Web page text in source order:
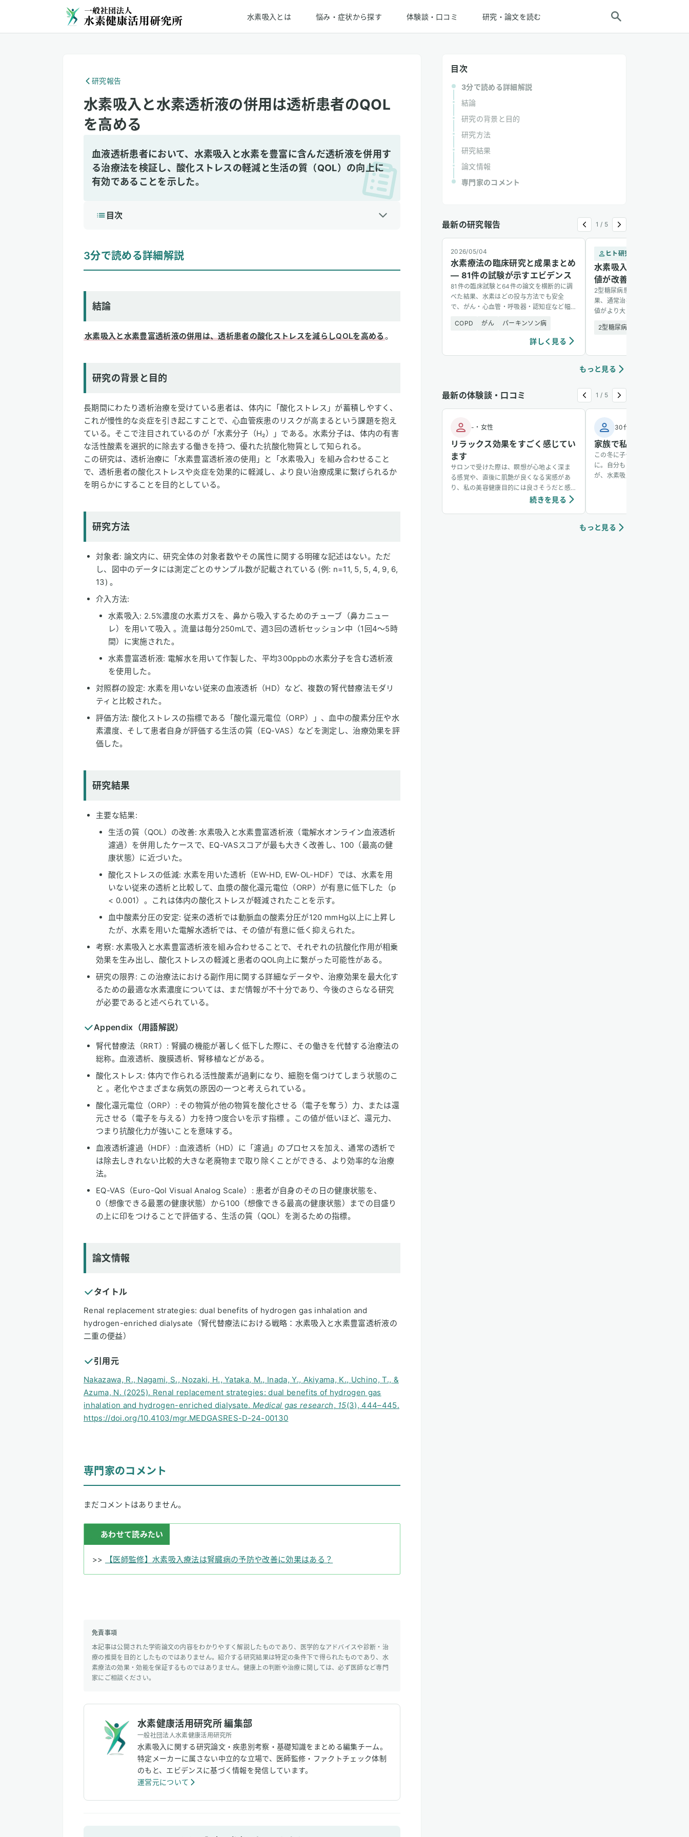
水素吸入とは 悩み・症状から探す 体験談・口コミ 研究・論文を読む
研究報告
水素吸入と水素透析液の併用は透析患者のQOL
を高める
血液透析患者において、水素吸入と水素を豊富に含んだ透析液を併用す
る治療法を検証し、酸化ストレスの軽減と生活の質（QOL）の向上に
有効であることを示した。
目次
結論
研究の背景と目的
2 専門家のコメント
3分で読める詳細解説
結論
水素吸入と水素豊富透析液の併用は、透析患者の酸化ストレスを減らしQOLを高める。
研究の背景と目的
長期間にわたり透析治療を受けている患者は、体内に「酸化ストレス」が蓄積しやすく、
これが慢性的な炎症を引き起こすことで、心血管疾患のリスクが高まるという課題を抱え
ている。そこで注目されているのが「水素分子（H₂）」である。水素分子は、体内の有害
な活性酸素を選択的に除去する働きを持つ、優れた抗酸化物質として知られる。
この研究は、透析治療に「水素豊富透析液の使用」と「水素吸入」を組み合わせること
で、透析患者の酸化ストレスや炎症を効果的に軽減し、より良い治療成果に繋げられるか
を明らかにすることを目的としている。
研究方法
対象者: 論文内に、研究全体の対象者数やその属性に関する明確な記述はない。ただ
し、図中のデータには測定ごとのサンプル数が記載されている (例: n=11, 5, 5, 4, 9, 6,
13) 。
介入方法:
水素吸入: 2.5%濃度の水素ガスを、鼻から吸入するためのチューブ（鼻カニュー
レ）を用いて吸入 。流量は毎分250mLで、週3回の透析セッション中（1回4〜5時
間）に実施された。
水素豊富透析液: 電解水を用いて作製した、平均300ppbの水素分子を含む透析液
を使用した。
対照群の設定: 水素を用いない従来の血液透析（HD）など、複数の腎代替療法モダリ
ティと比較された。
評価方法: 酸化ストレスの指標である「酸化還元電位（ORP）」、血中の酸素分圧や水
素濃度、そして患者自身が評価する生活の質（EQ-VAS）などを測定し、治療効果を評
価した。
研究結果
主要な結果:
生活の質（QOL）の改善: 水素吸入と水素豊富透析液（電解水オンライン血液透析
濾過）を併用したケースで、EQ-VASスコアが最も大きく改善し、100（最高の健
康状態）に近づいた。
酸化ストレスの低減: 水素を用いた透析（EW-HD, EW-OL-HDF）では、水素を用
いない従来の透析と比較して、血漿の酸化還元電位（ORP）が有意に低下した（p
< 0.001）。これは体内の酸化ストレスが軽減されたことを示す。
血中酸素分圧の安定: 従来の透析では動脈血の酸素分圧が120 mmHg以上に上昇し
たが、水素を用いた電解水透析では、その値が有意に低く抑えられた。
考察: 水素吸入と水素豊富透析液を組み合わせることで、それぞれの抗酸化作用が相乗
効果を生み出し、酸化ストレスの軽減と患者のQOL向上に繋がった可能性がある。
研究の限界: この治療法における副作用に関する詳細なデータや、治療効果を最大化す
るための最適な水素濃度については、まだ情報が不十分であり、今後のさらなる研究
が必要であると述べられている。
Appendix（用語解説）
腎代替療法（RRT）: 腎臓の機能が著しく低下した際に、その働きを代替する治療法の
総称。血液透析、腹膜透析、腎移植などがある。
酸化ストレス: 体内で作られる活性酸素が過剰になり、細胞を傷つけてしまう状態のこ
と 。老化やさまざまな病気の原因の一つと考えられている。
酸化還元電位（ORP）: その物質が他の物質を酸化させる（電子を奪う）力、または還
元させる（電子を与える）力を持つ度合いを示す指標 。この値が低いほど、還元力、
つまり抗酸化力が強いことを意味する。
血液透析濾過（HDF）: 血液透析（HD）に「濾過」のプロセスを加え、通常の透析で
は除去しきれない比較的大きな老廃物まで取り除くことができる、より効率的な治療
法。
EQ-VAS（Euro-Qol Visual Analog Scale）: 患者が自身のその日の健康状態を、
0（想像できる最悪の健康状態）から100（想像できる最高の健康状態）までの目盛り
の上に印をつけることで評価する、生活の質（QOL）を測るための指標。
論文情報
タイトル
Renal replacement strategies: dual benefits of hydrogen gas inhalation and
hydrogen-enriched dialysate（腎代替療法における戦略：水素吸入と水素豊富透析液の
二重の便益）
引用元
Nakazawa, R., Nagami, S., Nozaki, H., Yataka, M., Inada, Y., Akiyama, K., Uchino, T., &
Azuma, N. (2025). Renal replacement strategies: dual benefits of hydrogen gas
inhalation and hydrogen-enriched dialysate.Medical gas research, 15(3), 444–445.
https://doi.org/10.4103/mgr.MEDGASRES-D-24-00130
専門家のコメント
まだコメントはありません。
あわせて読みたい
>> 【医師監修】水素吸入療法は腎臓病の予防や改善に効果はある？
免責事項
本記事は公開された学術論文の内容をわかりやすく解説したものであり、医学的なアドバイスや診断・治
療の推奨を目的としたものではありません。紹介する研究結果は特定の条件下で得られたものであり、水
素療法の効果・効能を保証するものではありません。健康上の判断や治療に関しては、必ず医師など専門
家にご相談ください。
水素健康活用研究所 編集部
一般社団法人水素健康活用研究所
水素吸入に関する研究論文・疾患別考察・基礎知識をまとめる編集チーム。
特定メーカーに属さない中立的な立場で、医師監修・ファクトチェック体制
のもと、エビデンスに基づく情報を発信しています。
運営元について
目次
3分で読める詳細解説
結論
研究の背景と目的
研究方法
研究結果
論文情報
専門家のコメント
最新の研究報告 1 / 5
2026/05/04
水素療法の臨床研究と成果まとめ
— 81件の試験が示すエビデンス
81件の臨床試験と64件の論文を横断的に調
べた結果、水素はどの投与方法でも安全
で、がん・心血管・呼吸器・認知症など幅
COPD
がん パーキンソン病
詳しく見る
ヒト研究
水素吸入で2型糖尿病患
値が改善 — 1,088名の
2型糖尿病患者1,088名を6か月追
果、通常治療に水素吸入を加え
値がより大きく改善し、副作用
2型糖尿病
もっと見る
最新の体験談・口コミ 1 / 5
- ・ 女性
リラックス効果をすごく感じてい
ます
サロンで受けた際は、瞑想が心地よく深ま
る感覚や、直後に肌艶が良くなる実感があ
り、私の美容健康目的には良さそうだと感
じています。個人の感想ではありますが、吸
続きを見る
30代
家族で私だけ風邪をひか
この冬に子供が風邪をひき、そ
に。自分もかかるかなと思って
が、水素吸入をしているおかげ
もっと見る